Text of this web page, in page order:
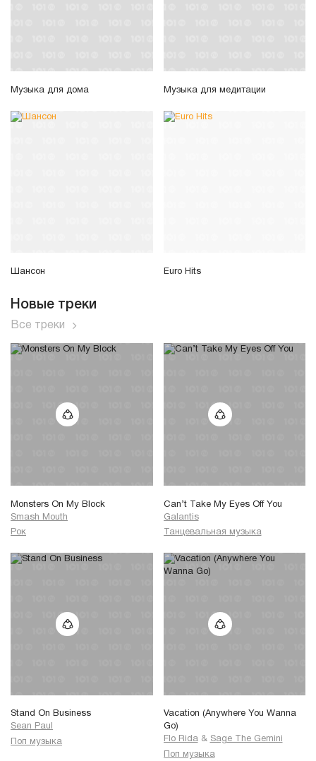
Музыка для дома Музыка для медитации
Шансон Euro Hits
Новые треки
Все треки
Monsters On My Block
Smash Mouth
Рок
Can’t Take My Eyes Off You
Galantis
Танцевальная музыка
Stand On Business
Sean Paul
Поп музыка
Vacation (Anywhere You Wanna
Go)
Flo Rida & Sage The Gemini
Поп музыка